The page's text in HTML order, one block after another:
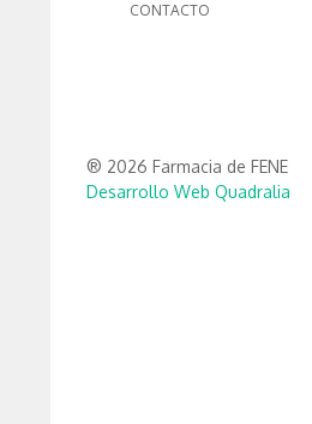
CONTACTO
® 2026 Farmacia de FENE
Desarrollo Web Quadralia